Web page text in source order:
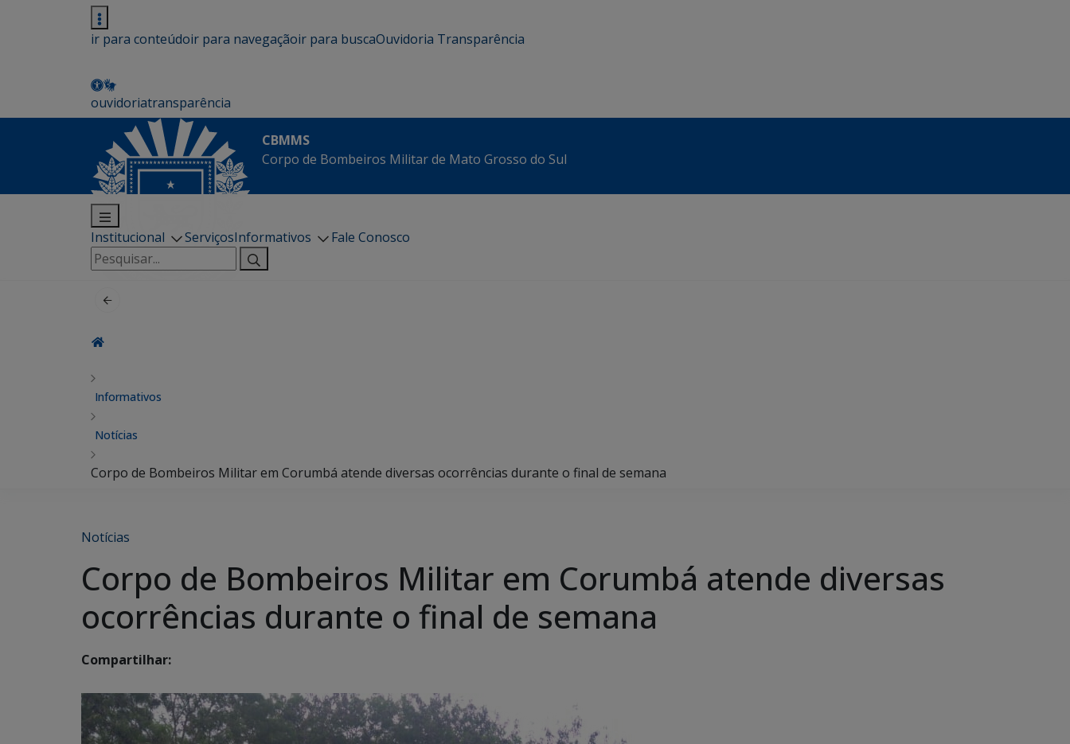
ir para conteúdoir para navegaçãoir para buscaOuvidoria Transparência
ouvidoriatransparência
CBMMS
Corpo de Bombeiros Militar de Mato Grosso do Sul
Institucional ServiçosInformativos
Fale Conosco
Pesquisar
por:
Informativos
Notícias
Corpo de Bombeiros Militar em Corumbá atende diversas ocorrências durante o final de semana
Notícias
Corpo de Bombeiros Militar em Corumbá atende diversas
ocorrências durante o final de semana
Compartilhar: